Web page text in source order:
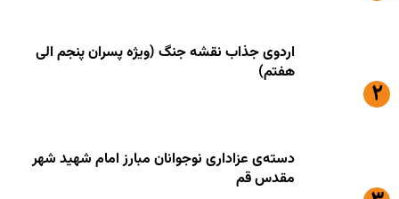
اردوی جذاب نقشه جنگ (ویژه پسران پنجم الی
هفتم)
دسته‌ی عزاداری نوجوانان مبارز امام شهید شهر
مقدس قم